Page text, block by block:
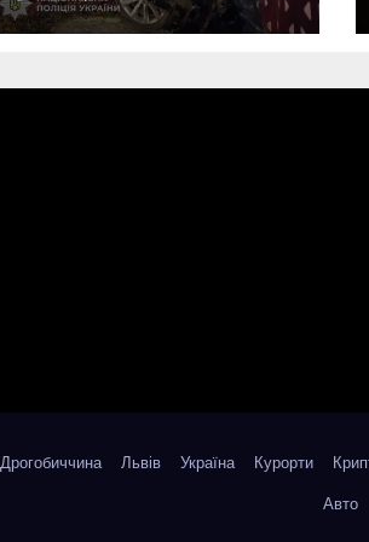
Самбірщині
Дрогобиччина Львів Україна Курорти
Авто